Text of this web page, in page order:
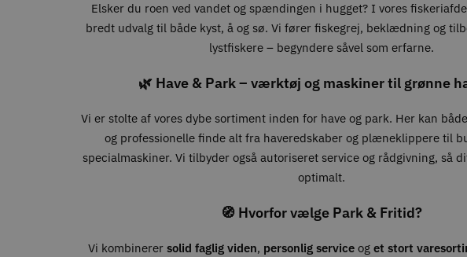
Elsker du roen ved vandet og spændingen i hugget? I vores
bredt udvalg til både kyst, å og sø. Vi fører fiskegrej, beklædning og
lystfiskere – begyndere såvel som erfarne.
🌿 Have & Park – værktøj og maskiner til grønne
Vi er stolte af vores dybe sortiment inden for have og park. Her kan
og professionelle finde alt fra haveredskaber og plæneklippere til
specialmaskiner. Vi tilbyder også autoriseret service og rådgivning, så
optimalt.
🧭 Hvorfor vælge Park & Fritid?
Vi kombinerer solid faglig viden, personlig service og et stort